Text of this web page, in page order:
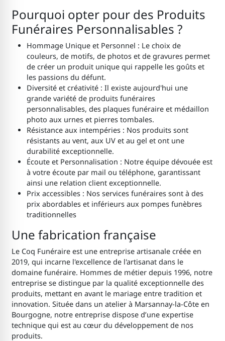
Pourquoi opter pour des Produits
Funéraires Personnalisables ?
Hommage Unique et Personnel : Le choix de
couleurs, de motifs, de photos et de gravures permet
de créer un produit unique qui rappelle les goûts et
les passions du défunt.
Diversité et créativité : Il existe aujourd'hui une
grande variété de produits funéraires
personnalisables, des plaques funéraire et médaillon
photo aux urnes et pierres tombales.
Résistance aux intempéries : Nos produits sont
résistants au vent, aux UV et au gel et ont une
durabilité exceptionnelle.
Écoute et Personnalisation : Notre équipe dévouée est
à votre écoute par mail ou téléphone, garantissant
ainsi une relation client exceptionnelle.
Prix accessibles : Nos services funéraires sont à des
prix abordables et inférieurs aux pompes funèbres
traditionnelles
Une fabrication française
Le Coq Funéraire est une entreprise artisanale créée en
2019, qui incarne l'excellence de l'artisanat dans le
domaine funéraire. Hommes de métier depuis 1996, notre
entreprise se distingue par la qualité exceptionnelle des
produits, mettant en avant le mariage entre tradition et
innovation. Située dans un atelier à Marsannay-la-Côte en
Bourgogne, notre entreprise dispose d’une expertise
technique qui est au cœur du développement de nos
produits.